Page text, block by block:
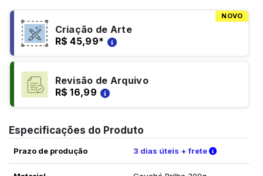
NOVO
Criação de Arte
R$ 45,99*
Revisão de Arquivo
R$ 16,99
Especificações do Produto
Prazo de produção 3 dias úteis + frete Verifique